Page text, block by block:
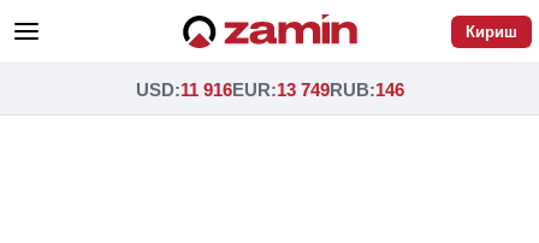
Кириш
USD:11 916EUR:13 749RUB:146